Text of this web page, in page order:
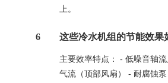
上。
6 这些冷水机组的节能效果
主要效率特点： - 低噪音轴
气流（顶部风扇） - 耐腐蚀